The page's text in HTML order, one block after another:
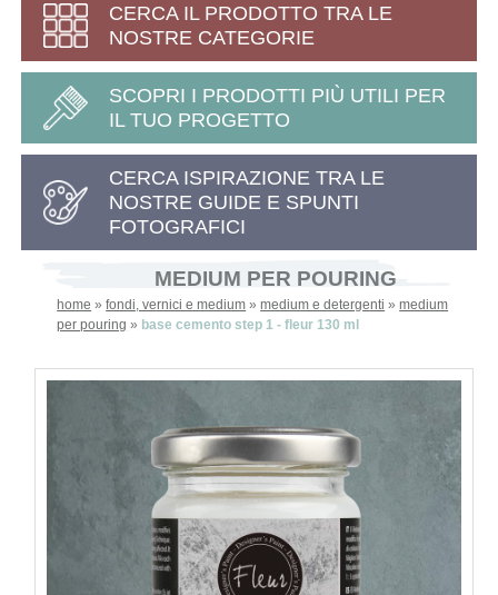
CERCA IL PRODOTTO TRA LE
NOSTRE CATEGORIE
SCOPRI I PRODOTTI PIÙ UTILI PER
IL TUO PROGETTO
CERCA ISPIRAZIONE TRA LE
NOSTRE GUIDE E SPUNTI
FOTOGRAFICI
MEDIUM PER POURING
home »fondi, vernici e medium »medium e detergenti »medium
per pouring » base cemento step 1 - fleur 130 ml